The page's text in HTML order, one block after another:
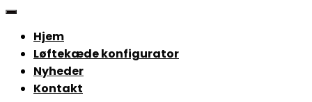
Hjem
Løftekæde konfigurator
Nyheder
Kontakt